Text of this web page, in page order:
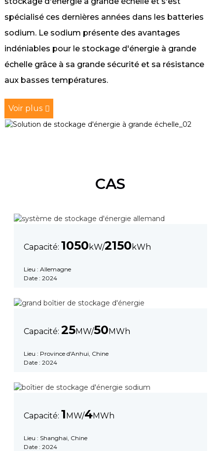
spécialisé ces dernières années dans les batteries
sodium. Le sodium présente des avantages
indéniables pour le stockage d'énergie à grande
échelle grâce à sa grande sécurité et sa résistance
aux basses températures.
Voir plus
CAS
Capacité: 1050 kW/2150 kWh
Lieu : Allemagne
Date : 2024
Capacité: 25MW/50MWh
Lieu : Province d'Anhui, Chine
Date : 2024
Capacité: 1MW/4MWh
Lieu : Shanghai, Chine
Date : 2024